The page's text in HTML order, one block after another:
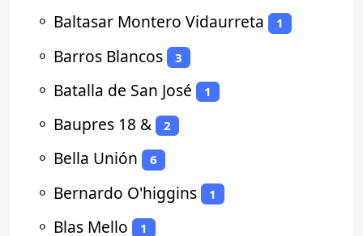
⚬ Baltasar Montero Vidaurreta 1
⚬ Barros Blancos 3
⚬ Batalla de San José 1
⚬ Baupres 18 & 2
⚬ Bella Unión 6
⚬ Bernardo O'higgins 1
⚬ Blas Mello 1